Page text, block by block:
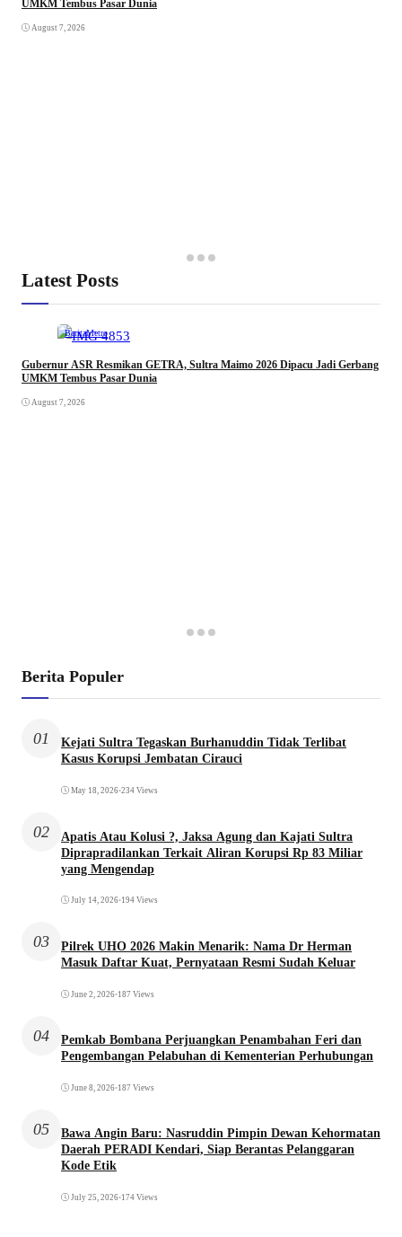
UMKM Tembus Pasar Dunia
August 7, 2026
Latest Posts
BeritaMetro
Gubernur ASR Resmikan GETRA, Sultra Maimo 2026 Dipacu Jadi Gerbang
UMKM Tembus Pasar Dunia
August 7, 2026
Berita Populer
01
Kejati Sultra Tegaskan Burhanuddin Tidak Terlibat
Kasus Korupsi Jembatan Cirauci
May 18, 2026•234 Views
02
Apatis Atau Kolusi ?, Jaksa Agung dan Kajati Sultra
Diprapradilankan Terkait Aliran Korupsi Rp 83 Miliar
yang Mengendap
July 14, 2026•194 Views
03
Pilrek UHO 2026 Makin Menarik: Nama Dr Herman
Masuk Daftar Kuat, Pernyataan Resmi Sudah Keluar
June 2, 2026•187 Views
04
Pemkab Bombana Perjuangkan Penambahan Feri dan
Pengembangan Pelabuhan di Kementerian Perhubungan
June 8, 2026•187 Views
05
Bawa Angin Baru: Nasruddin Pimpin Dewan Kehormatan
Daerah PERADI Kendari, Siap Berantas Pelanggaran
Kode Etik
July 25, 2026•174 Views